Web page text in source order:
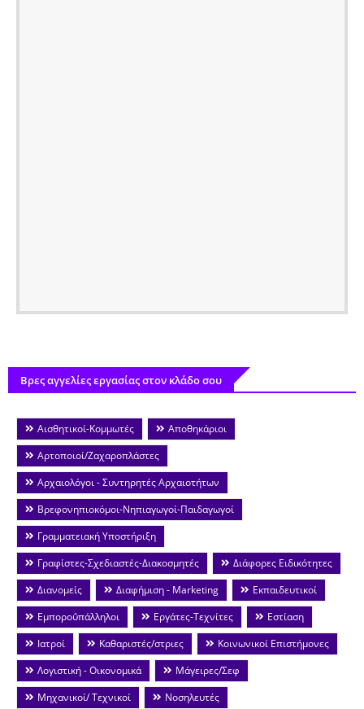
Βρες αγγελίες εργασίας στον κλάδο σου
Αισθητικοί-Κομμωτές
Αποθηκάριοι
Αρτοποιοί/Ζαχαροπλάστες
Αρχαιολόγοι - Συντηρητές Αρχαιοτήτων
Βρεφονηπιοκόμοι-Νηπιαγωγοί-Παιδαγωγοί
Γραμματειακή Υποστήριξη
Γραφίστες-Σχεδιαστές-Διακοσμητές
Διάφορες Ειδικότητες
Διανομείς
Διαφήμιση - Marketing
Εκπαιδευτικοί
Εμποροΰπάλληλοι
Εργάτες-Τεχνίτες
Εστίαση
Ιατροί
Καθαριστές/στριες
Κοινωνικοί Επιστήμονες
Λογιστική - Οικονομικά
Μάγειρες/Σεφ
Μηχανικοί/ Τεχνικοί
Νοσηλευτές